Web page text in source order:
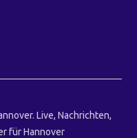
Live, Nachrichten,
für Hannover